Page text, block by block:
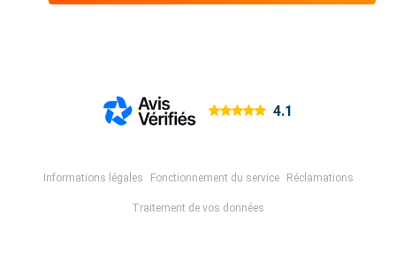
4.1
Informations légales Fonctionnement du service Réclamations
Traitement de vos données